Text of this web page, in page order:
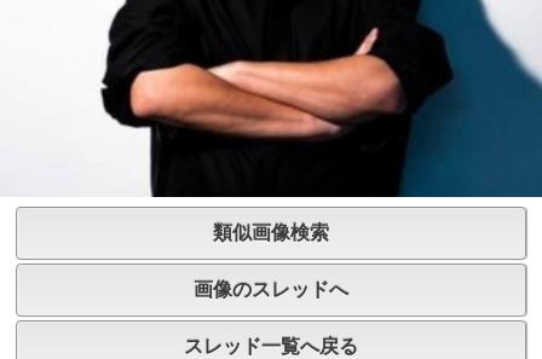
類似画像検索
画像のスレッドへ
スレッド一覧へ戻る